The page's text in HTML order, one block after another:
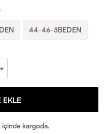
44-46-3BEDEN
EKLE
içinde kargoda.